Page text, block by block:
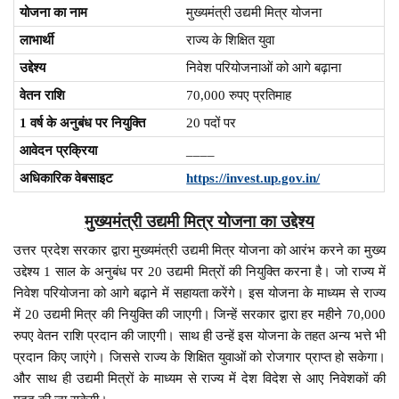
योजना का नाम
मुख्यमंत्री उद्यमी मित्र योजना
लाभार्थी
राज्य के शिक्षित युवा
उद्देश्य
निवेश परियोजनाओं को आगे बढ़ाना
वेतन राशि
70,000 रुपए प्रतिमाह
1 वर्ष के अनुबंध पर नियुक्ति
20 पदों पर
आवेदन प्रक्रिया
अधिकारिक वेबसाइट
https://invest.up.gov.in/
मुख्यमंत्री उद्यमी मित्र योजना का उद्देश्य
उत्तर प्रदेश सरकार द्वारा मुख्यमंत्री उद्यमी मित्र योजना को आरंभ करने का मुख्य
उद्देश्य 1 साल के अनुबंध पर 20 उद्यमी मित्रों की नियुक्ति करना है। जो राज्य में
निवेश परियोजना को आगे बढ़ाने में सहायता करेंगे। इस योजना के माध्यम से राज्य
में 20 उद्यमी मित्र की नियुक्ति की जाएगी। जिन्हें सरकार द्वारा हर महीने 70,000
रुपए वेतन राशि प्रदान की जाएगी। साथ ही उन्हें इस योजना के तहत अन्य भत्ते भी
प्रदान किए जाएंगे। जिससे राज्य के शिक्षित युवाओं को रोजगार प्राप्त हो सकेगा।
और साथ ही उद्यमी मित्रों के माध्यम से राज्य में देश विदेश से आए निवेशकों की